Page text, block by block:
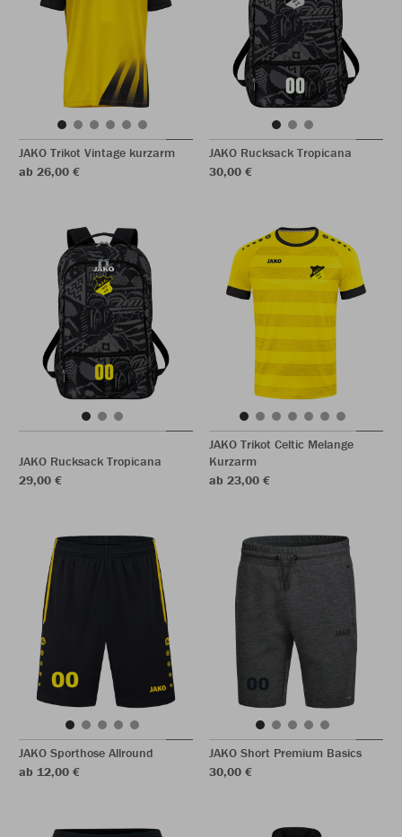
JAKO Trikot Vintage kurzarm
ab 26,00 €
JAKO Rucksack Tropicana
30,00 €
JAKO Rucksack Tropicana
29,00 €
JAKO Trikot Celtic Melange
Kurzarm
ab 23,00 €
JAKO Sporthose Allround
ab 12,00 €
JAKO Short Premium Basics
30,00 €